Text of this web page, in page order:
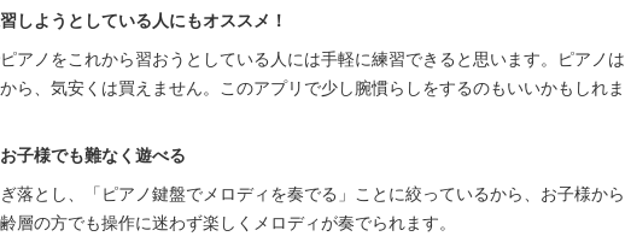
しようとしている人にもオススメ！
アノをこれから習おうとしている人には手軽に練習できると思います。ピアノは
ら、気安くは買えません。このアプリで少し腕慣らしをするのもいいかもしれま
子様でも難なく遊べる
落とし、「ピアノ鍵盤でメロディを奏でる」ことに絞っているから、お子様から
層の方でも操作に迷わず楽しくメロディが奏でられます。